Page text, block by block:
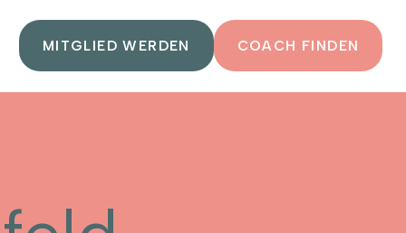
MITGLIED WERDEN COACH FINDEN